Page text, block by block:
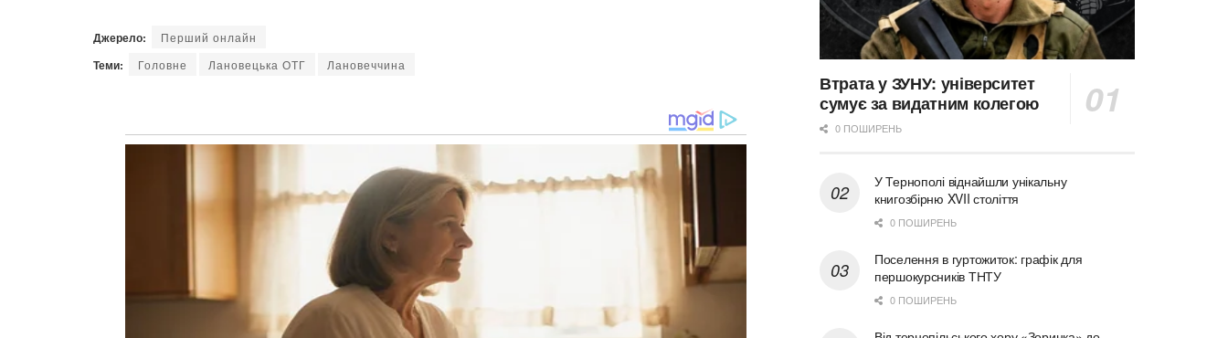
Джерело: Перший онлайн
Теми: Головне Лановецька ОТГ Лановеччина
Втрата у ЗУНУ: університет
сумує за видатним колегою
0 ПОШИРЕНЬ
У Тернополі віднайшли унікальну
книгозбірню XVII століття
0 ПОШИРЕНЬ
Поселення в гуртожиток: графік для
першокурсників ТНТУ
0 ПОШИРЕНЬ